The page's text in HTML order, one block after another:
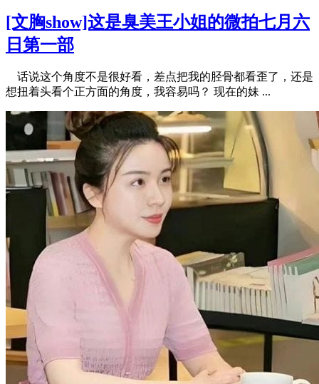
[文胸show]这是臭美王小姐的微拍七月六
日第一部
话说这个角度不是很好看，差点把我的胫骨都看歪了，还是
想扭着头看个正方面的角度，我容易吗？ 现在的妹 ...